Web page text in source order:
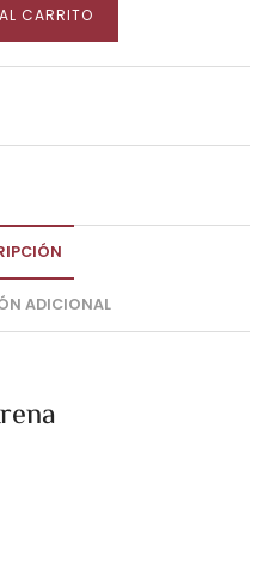
CARRITO
ADICIONAL